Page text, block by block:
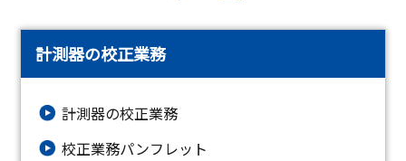
計測器の校正業務
計測器の校正業務
校正業務パンフレット